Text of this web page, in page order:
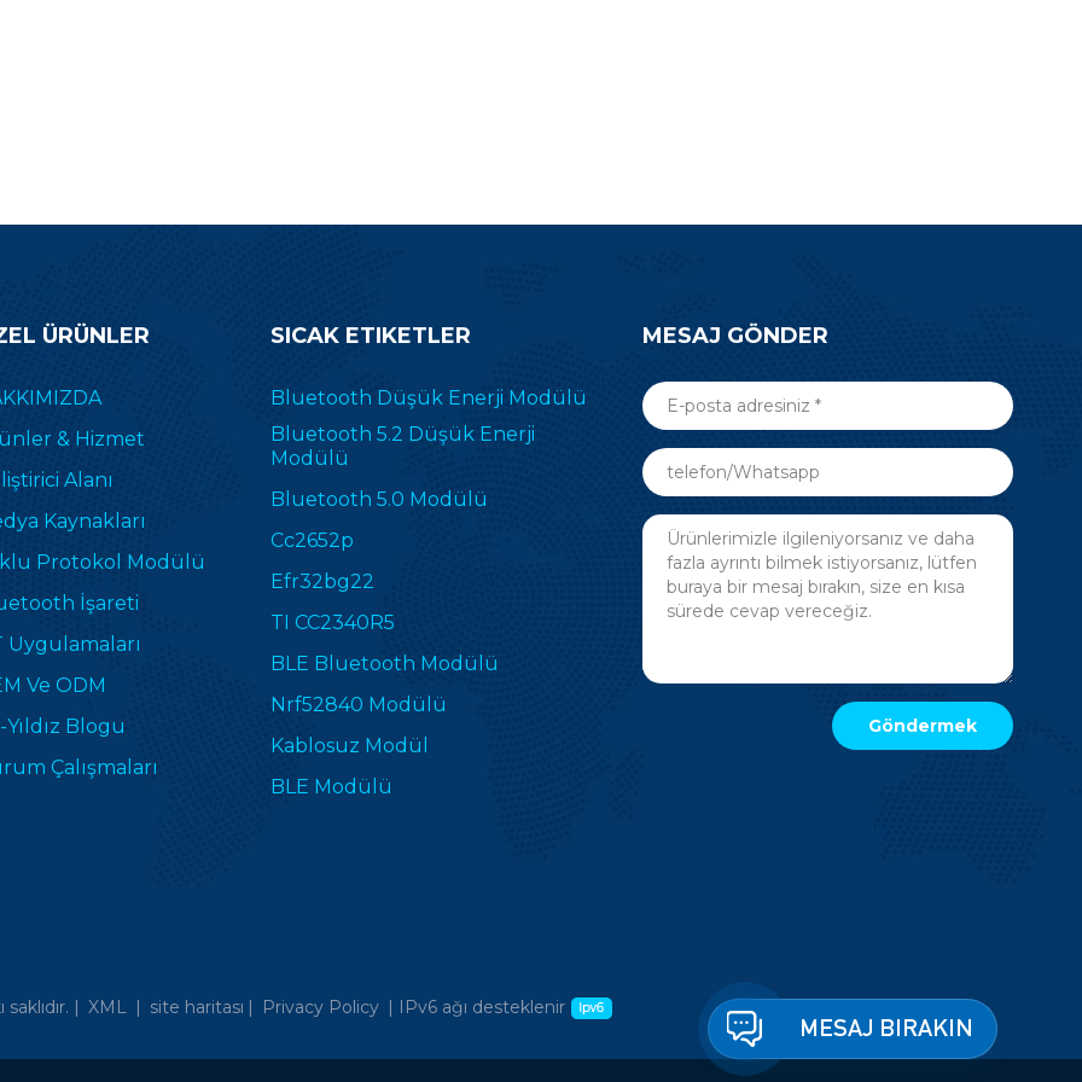
ÜRÜNLER
& Hizmet
Alanı
Kaynakları
Protokol Modülü
İşareti
Uygulamaları
Ve ODM
Yıldız Blogu
Çalışmaları
SICAK ETIKETLER
Bluetooth Düşük Enerji Modülü
Bluetooth 5.2 Düşük Enerji
Modülü
Bluetooth 5.0 Modülü
Cc2652p
Efr32bg22
TI CC2340R5
BLE Bluetooth Modülü
Nrf52840 Modülü
Kablosuz Modül
BLE Modülü
MESAJ GÖNDER
| XML | site haritası | Privacy Policy | IPv6 ağı desteklenir
MESAJ BIRAKIN